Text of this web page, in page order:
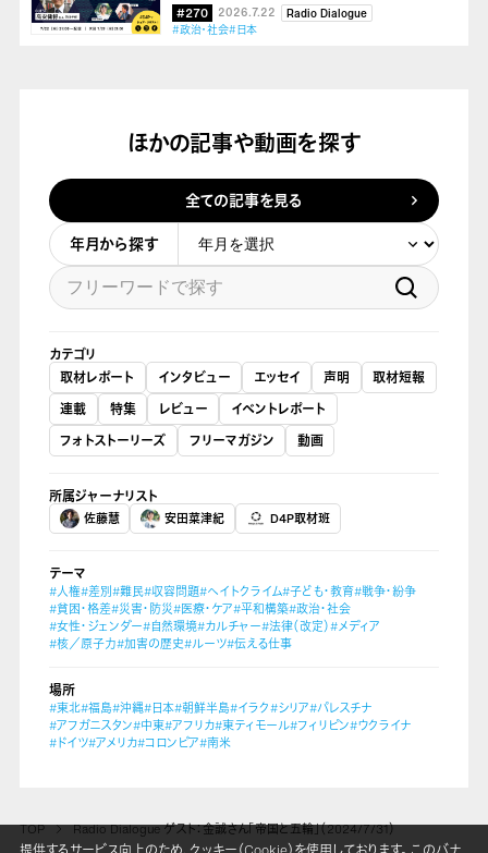
#270 2026.7.22
Radio Dialogue
#政治・社会#日本
ほかの記事や動画を探す
全ての記事を見る
年月から探す
カテゴリ
取材レポート
インタビュー エッセイ 声明
取材短報
連載
特集 レビュー
イベントレポート
フォトストーリーズ
フリーマガジン 動画
所属ジャーナリスト
佐藤慧 安田菜津紀 D4P取材班
テーマ
#人権#差別#難民#収容問題#ヘイトクライム#子ども・教育#戦争・紛争
#貧困・格差#災害・防災#医療・ケア#平和構築#政治・社会
#女性・ジェンダー#自然環境#カルチャー#法律（改定）#メディア
#核／原子力#加害の歴史#ルーツ#伝える仕事
場所
#東北#福島#沖縄#日本#朝鮮半島#イラク#シリア#パレスチナ
#アフガニスタン#中東#アフリカ#東ティモール#フィリピン#ウクライナ
#ドイツ#アメリカ#コロンビア#南米
TOP Radio Dialogue ゲスト：金誠さん「帝国と五輪」（2024/7/31）